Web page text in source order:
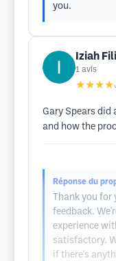
you.
Iziah
1 avis
★★★★
Gary Spears did
and how the
Réponse du
Thank you
feedback.
experience
satisfactory.
if there's